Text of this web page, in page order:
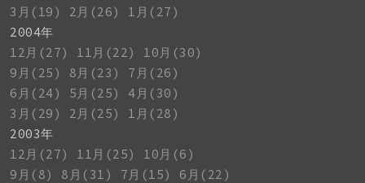
3月(19)
2月(26)
1月(27)
2004年
12月(27)
11月(22)
10月(30)
9月(25)
8月(23)
7月(26)
6月(24)
5月(25)
4月(30)
3月(29)
2月(25)
1月(28)
2003年
12月(27)
11月(25)
10月(6)
9月(8)
8月(31) 7月(15) 6月(22)